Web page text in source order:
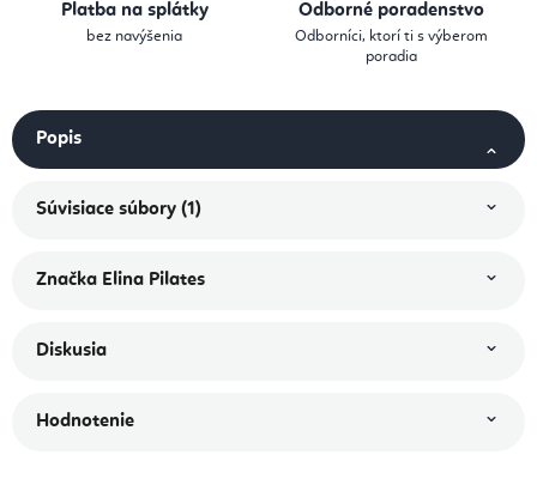
Platba na splátky
bez navýšenia
Odborné poradenstvo
Odborníci, ktorí ti s výberom
poradia
Popis
Súvisiace súbory (1)
Značka Elina Pilates
Diskusia
Hodnotenie